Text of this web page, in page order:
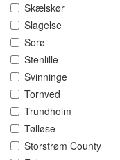
Skælskør
Slagelse
Sorø
Stenlille
Svinninge
Tornved
Trundholm
Tølløse
Storstrøm County